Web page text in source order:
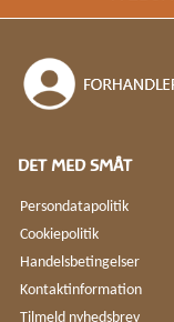
DET MED SMÅT
Persondatapolitik
Cookiepolitik
Handelsbetingelser
Kontaktinformation
Tilmeld nyhedsbrev